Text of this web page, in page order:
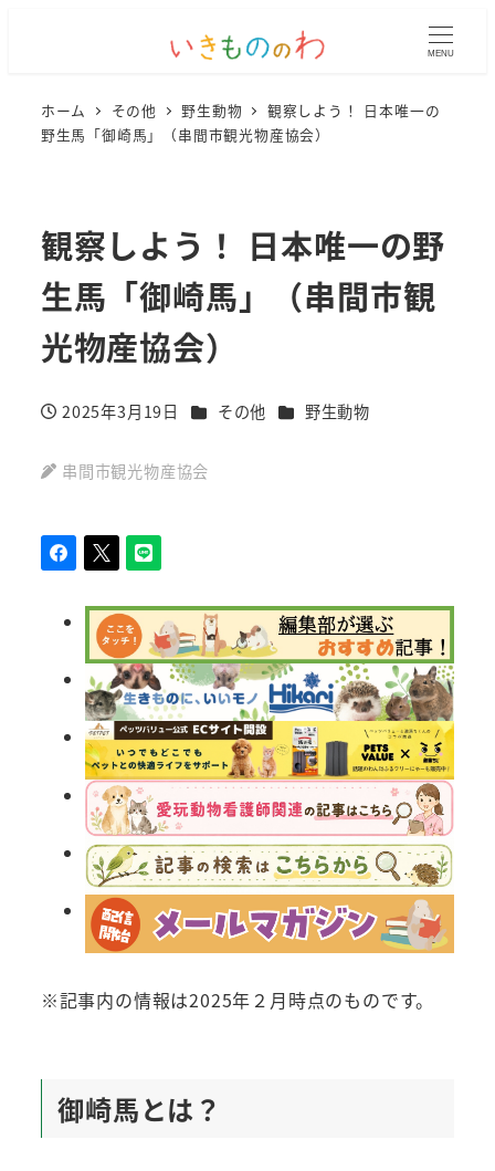
MENU
ホーム その他 野生動物
観察しよう！ 日本唯一の
野生馬「御崎馬」（串間市観光物産協会）
観察しよう！ 日本唯一の野
生馬「御崎馬」（串間市観
光物産協会）
投稿日
2025年3月19日 カテゴリー
その他 カテゴリー
野生動物
串間市観光物産協会
※記事内の情報は2025年２月時点のものです。
御崎馬とは？